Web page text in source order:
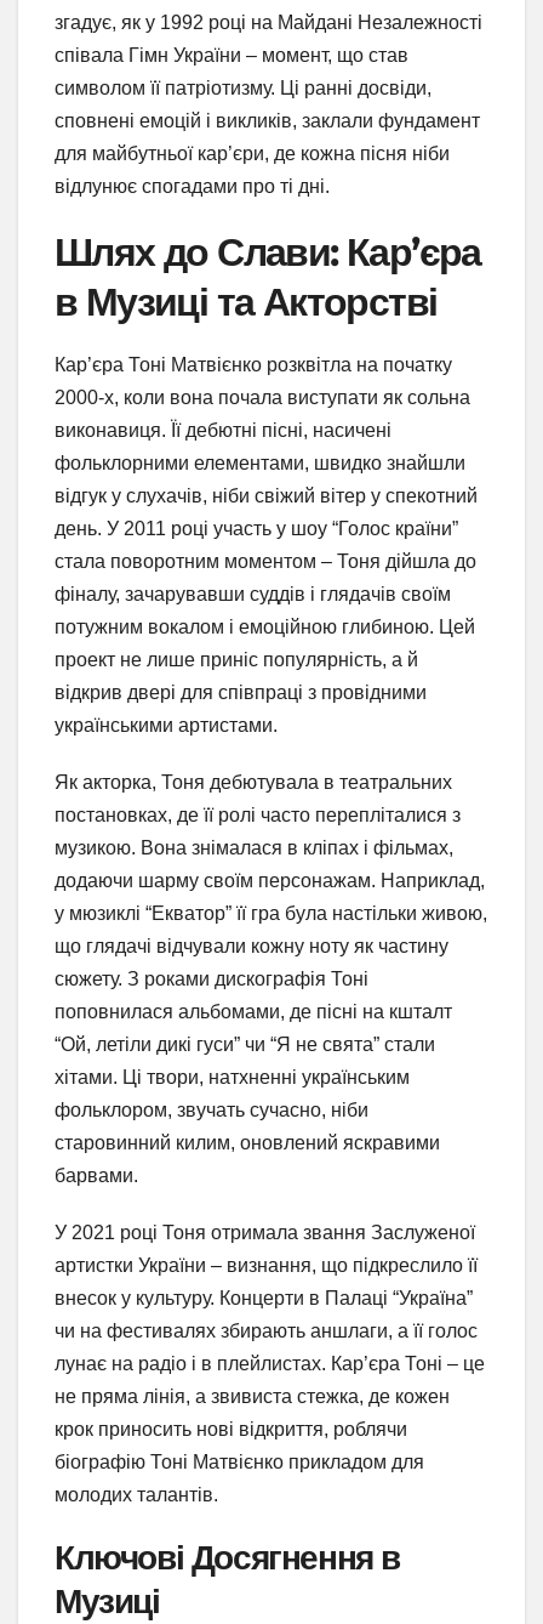
згадує, як у 1992 році на Майдані Незалежності
співала Гімн України – момент, що став
символом її патріотизму. Ці ранні досвіди,
сповнені емоцій і викликів, заклали фундамент
для майбутньої кар’єри, де кожна пісня ніби
відлунює спогадами про ті дні.
Шлях до Слави: Кар’єра
в Музиці та Акторстві
Кар’єра Тоні Матвієнко розквітла на початку
2000-х, коли вона почала виступати як сольна
виконавиця. Її дебютні пісні, насичені
фольклорними елементами, швидко знайшли
відгук у слухачів, ніби свіжий вітер у спекотний
день. У 2011 році участь у шоу “Голос країни”
стала поворотним моментом – Тоня дійшла до
фіналу, зачарувавши суддів і глядачів своїм
потужним вокалом і емоційною глибиною. Цей
проект не лише приніс популярність, а й
відкрив двері для співпраці з провідними
українськими артистами.
Як акторка, Тоня дебютувала в театральних
постановках, де її ролі часто перепліталися з
музикою. Вона знімалася в кліпах і фільмах,
додаючи шарму своїм персонажам. Наприклад,
у мюзиклі “Екватор” її гра була настільки живою,
що глядачі відчували кожну ноту як частину
сюжету. З роками дискографія Тоні
поповнилася альбомами, де пісні на кшталт
“Ой, летіли дикі гуси” чи “Я не свята” стали
хітами. Ці твори, натхненні українським
фольклором, звучать сучасно, ніби
старовинний килим, оновлений яскравими
барвами.
У 2021 році Тоня отримала звання Заслуженої
артистки України – визнання, що підкреслило її
внесок у культуру. Концерти в Палаці “Україна”
чи на фестивалях збирають аншлаги, а її голос
лунає на радіо і в плейлистах. Кар’єра Тоні – це
не пряма лінія, а звивиста стежка, де кожен
крок приносить нові відкриття, роблячи
біографію Тоні Матвієнко прикладом для
молодих талантів.
Ключові Досягнення в
Музиці